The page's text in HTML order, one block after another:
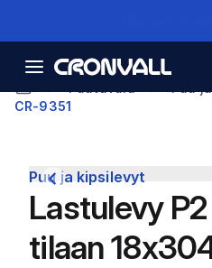
CR-9351
Puu ja kipsilevyt
Lastulevy
tilaan